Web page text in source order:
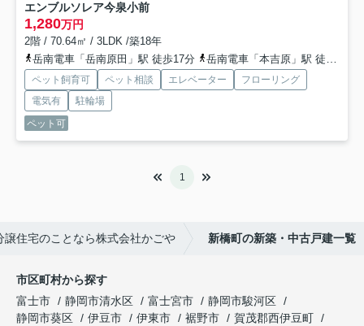
エンブルソレア今泉小前
1,280万円
2階 / 70.64㎡ / 3LDK /築18年
岳南電車「岳南原田」駅 徒歩17分
岳南電車「本吉原」駅 徒歩18分
ペット飼育可 ペット相談 エレベーター
フローリング
電気有
駐輪場
ペット可
1
譲住宅のことなら株式会社かごや 新橋町の新築・中古戸建一覧
市区町村から探す
富士市
静岡市清水区 富士宮市
静岡市駿河区
静岡市葵区
伊豆市 伊東市 裾野市
賀茂郡西伊豆町